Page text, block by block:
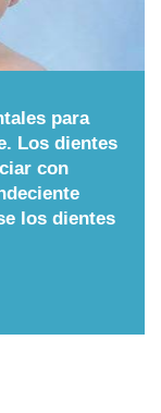
para
Los dientes
con
los dientes